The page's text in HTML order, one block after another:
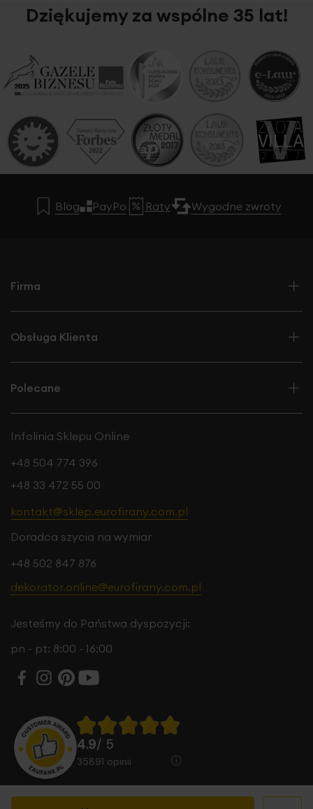
Dziękujemy za wspólne 35 lat!
Blog PayPo Raty Wygodne zwroty
Firma
Obsługa Klienta
Polecane
Infolinia Sklepu Online
+48 504 774 396
+48 33 472 55 00
kontakt@sklep.eurofirany.com.pl
Doradca szycia na wymiar
+48 502 847 876
dekorator.online@eurofirany.com.pl
Jesteśmy do Państwa dyspozycji:
pn - pt: 8:00 - 16:00
4.9/ 5
35891 opinii